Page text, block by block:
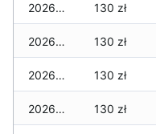
2026-08-04 130 zł
2026-08-03 130 zł
2026-08-02 130 zł
2026-08-01 130 zł